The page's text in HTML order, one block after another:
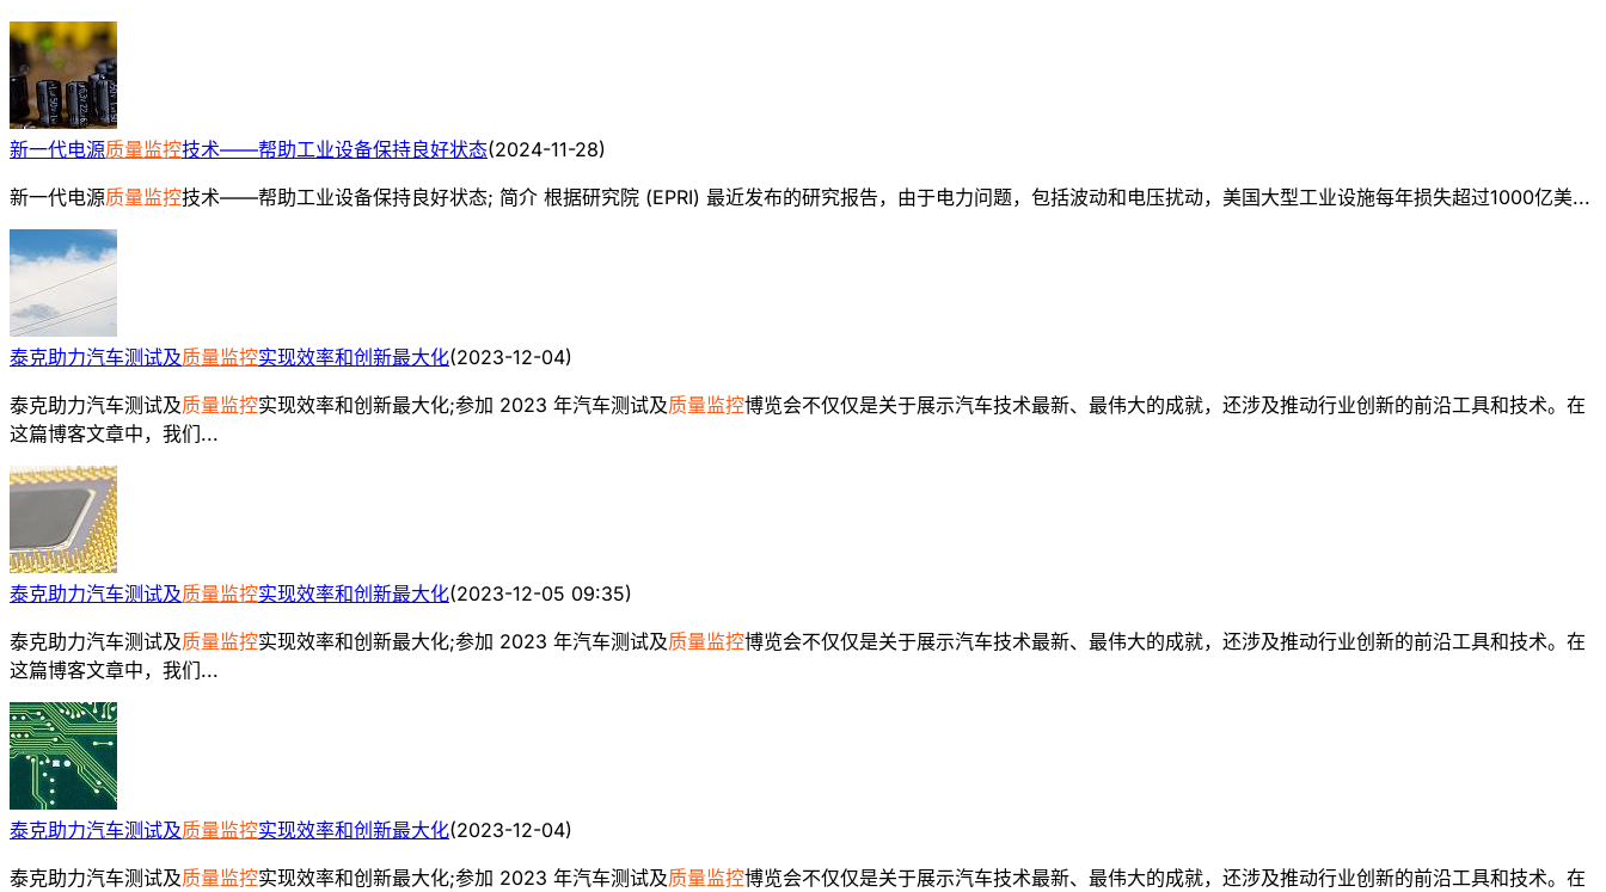
新一代电源质量监控技术——帮助工业设备保持良好状态(2024-11-28)
新一代电源质量监控技术——帮助工业设备保持良好状态; 简介 根据研究院 (EPRI) 最近发布的研究报告，由于电力问题，包括波动和电压扰动，美国大型工业设施每年损失超过1000亿美...
泰克助力汽车测试及质量监控实现效率和创新最大化(2023-12-04)
泰克助力汽车测试及质量监控实现效率和创新最大化;参加 2023 年汽车测试及质量监控博览会不仅仅是关于展示汽车技术最新、最伟大的成就，还涉及推动行业创新的前沿工具和技术。在
这篇博客文章中，我们...
泰克助力汽车测试及质量监控实现效率和创新最大化(2023-12-05 09:35)
泰克助力汽车测试及质量监控实现效率和创新最大化;参加 2023 年汽车测试及质量监控博览会不仅仅是关于展示汽车技术最新、最伟大的成就，还涉及推动行业创新的前沿工具和技术。在
这篇博客文章中，我们...
泰克助力汽车测试及质量监控实现效率和创新最大化(2023-12-04)
泰克助力汽车测试及质量监控实现效率和创新最大化;参加 2023 年汽车测试及质量监控博览会不仅仅是关于展示汽车技术最新、最伟大的成就，还涉及推动行业创新的前沿工具和技术。在